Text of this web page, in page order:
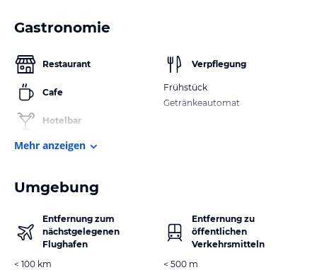
Gastronomie
Restaurant
Cafe
Hotelbar
Verpflegung
Frühstück
Getränkeautomat
Mehr anzeigen
Umgebung
Entfernung zum
nächstgelegenen
Flughafen
< 100 km
Entfernung zu
öffentlichen
Verkehrsmitteln
< 500 m